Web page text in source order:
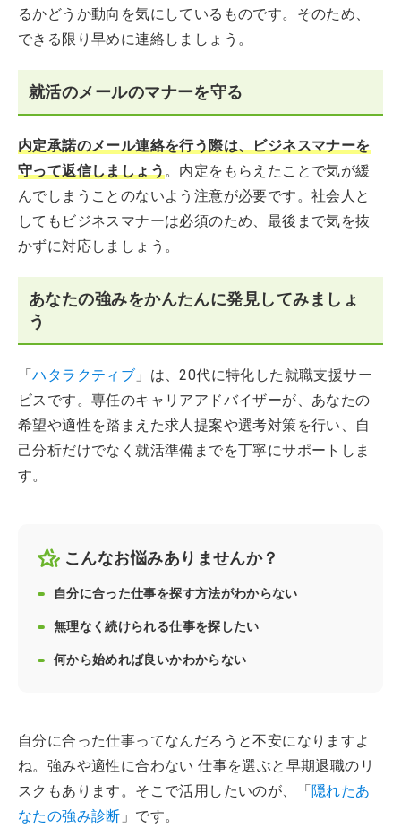
るかどうか動向を気にしているものです。そのため、
できる限り早めに連絡しましょう。
就活のメールのマナーを守る
内定承諾のメール連絡を行う際は、ビジネスマナーを
守って返信しましょう。内定をもらえたことで気が緩
んでしまうことのないよう注意が必要です。社会人と
してもビジネスマナーは必須のため、最後まで気を抜
かずに対応しましょう。
あなたの強みをかんたんに発見してみましょ
う
「ハタラクティブ 」は、20代に特化した就職支援サー
ビスです。専任のキャリアアドバイザーが、あなたの
希望や適性を踏まえた求人提案や選考対策を行い、自
己分析だけでなく就活準備までを丁寧にサポートしま
す。
こんなお悩みありませんか？
自分に合った仕事を探す方法がわからない
無理なく続けられる仕事を探したい
何から始めれば良いかわからない
自分に合った仕事ってなんだろうと不安になりますよ
ね。強みや適性に合わない 仕事を選ぶと早期退職のリ
スクもあります。そこで活用したいのが、「隠れたあ
なたの強み診断 」です。